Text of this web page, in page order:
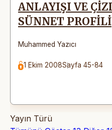
ANLAYIŞI VE
SÜNNET PROFİLİ
Muhammed Yazıcı
1 Ekim 2008Sayfa 45-84
Yayın Türü